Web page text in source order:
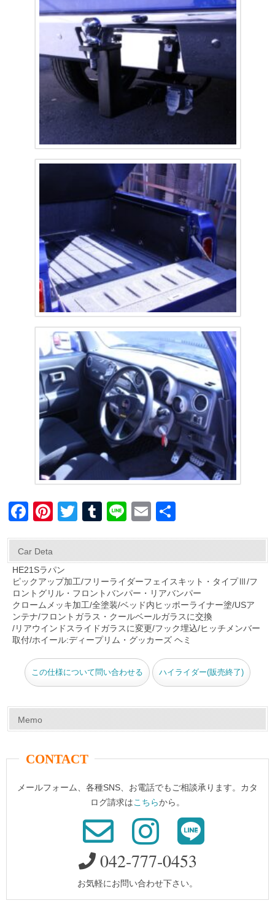
F
c
e
b
o
o
k
Pi
er
e
st
T
tt
er
T
m
bl
r
Li
e
E
ail
Car Deta
HE21Sラパン
ピックアップ加工/フリーライダーフェイスキット・タイプⅢ/フ
ロントグリル・フロントバンパー・リアバンパー
クロームメッキ加工/全塗装/ベッド内ヒッポーライナー塗/USア
ンテナ/フロントガラス・クールベールガラスに交換
/リアウインドスライドガラスに変更/フック埋込/ヒッチメンバー
取付/ホイール:ディープリム・グッカーズ ヘミ
この仕様について問い合わせる ハイライダー(販売終了)
Memo
CONTACT
メールフォーム、各種SNS、お電話でもご相談承ります。カタ
ログ請求はこちらから。
042-777-0453
お気軽にお問い合わせ下さい。